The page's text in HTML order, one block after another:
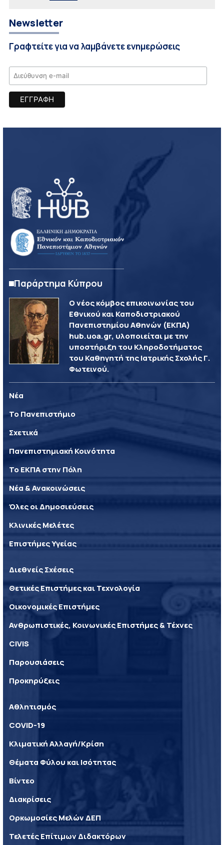
Newsletter
Γραφτείτε για να λαμβάνετε ενημερώσεις
Παράρτημα Κύπρου
Ο νέος κόμβος επικοινωνίας του
Εθνικού και Καποδιστριακού
Πανεπιστημίου Αθηνών (ΕΚΠΑ)
hub.uoa.gr, υλοποιείται με την
υποστήριξη του Κληροδοτήματος
του Καθηγητή της Ιατρικής Σχολής Γ.
Φωτεινού.
Νέα
Το Πανεπιστήμιο
Σχετικά
Πανεπιστημιακή Κοινότητα
Το ΕΚΠΑ στην Πόλη
Νέα & Ανακοινώσεις
Όλες οι Δημοσιεύσεις
Κλινικές Μελέτες
Επιστήμες Υγείας
Διεθνείς Σχέσεις
Θετικές Επιστήμες και Τεχνολογία
Οικονομικές Επιστήμες
Ανθρωπιστικές, Κοινωνικές Επιστήμες & Τέχνες
CIVIS
Παρουσιάσεις
Προκηρύξεις
Αθλητισμός
COVID-19
Κλιματική Αλλαγή/Κρίση
Θέματα Φύλου και Ισότητας
Βίντεο
Διακρίσεις
Ορκωμοσίες Μελών ΔΕΠ
Τελετές Επίτιμων Διδακτόρων